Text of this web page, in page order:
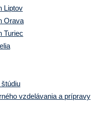
Liptov
Orava
Turiec
vzdelávania a prípravy